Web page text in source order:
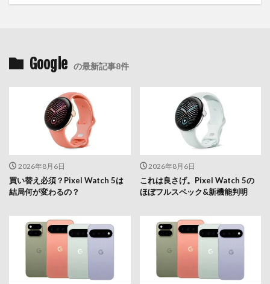
Google の最新記事8件
2026年8月6日
買い替え必須？Pixel Watch 5は
結局何が変わるの？
2026年8月6日
これは良さげ。Pixel Watch 5の
ほぼフルスペック&新機能判明